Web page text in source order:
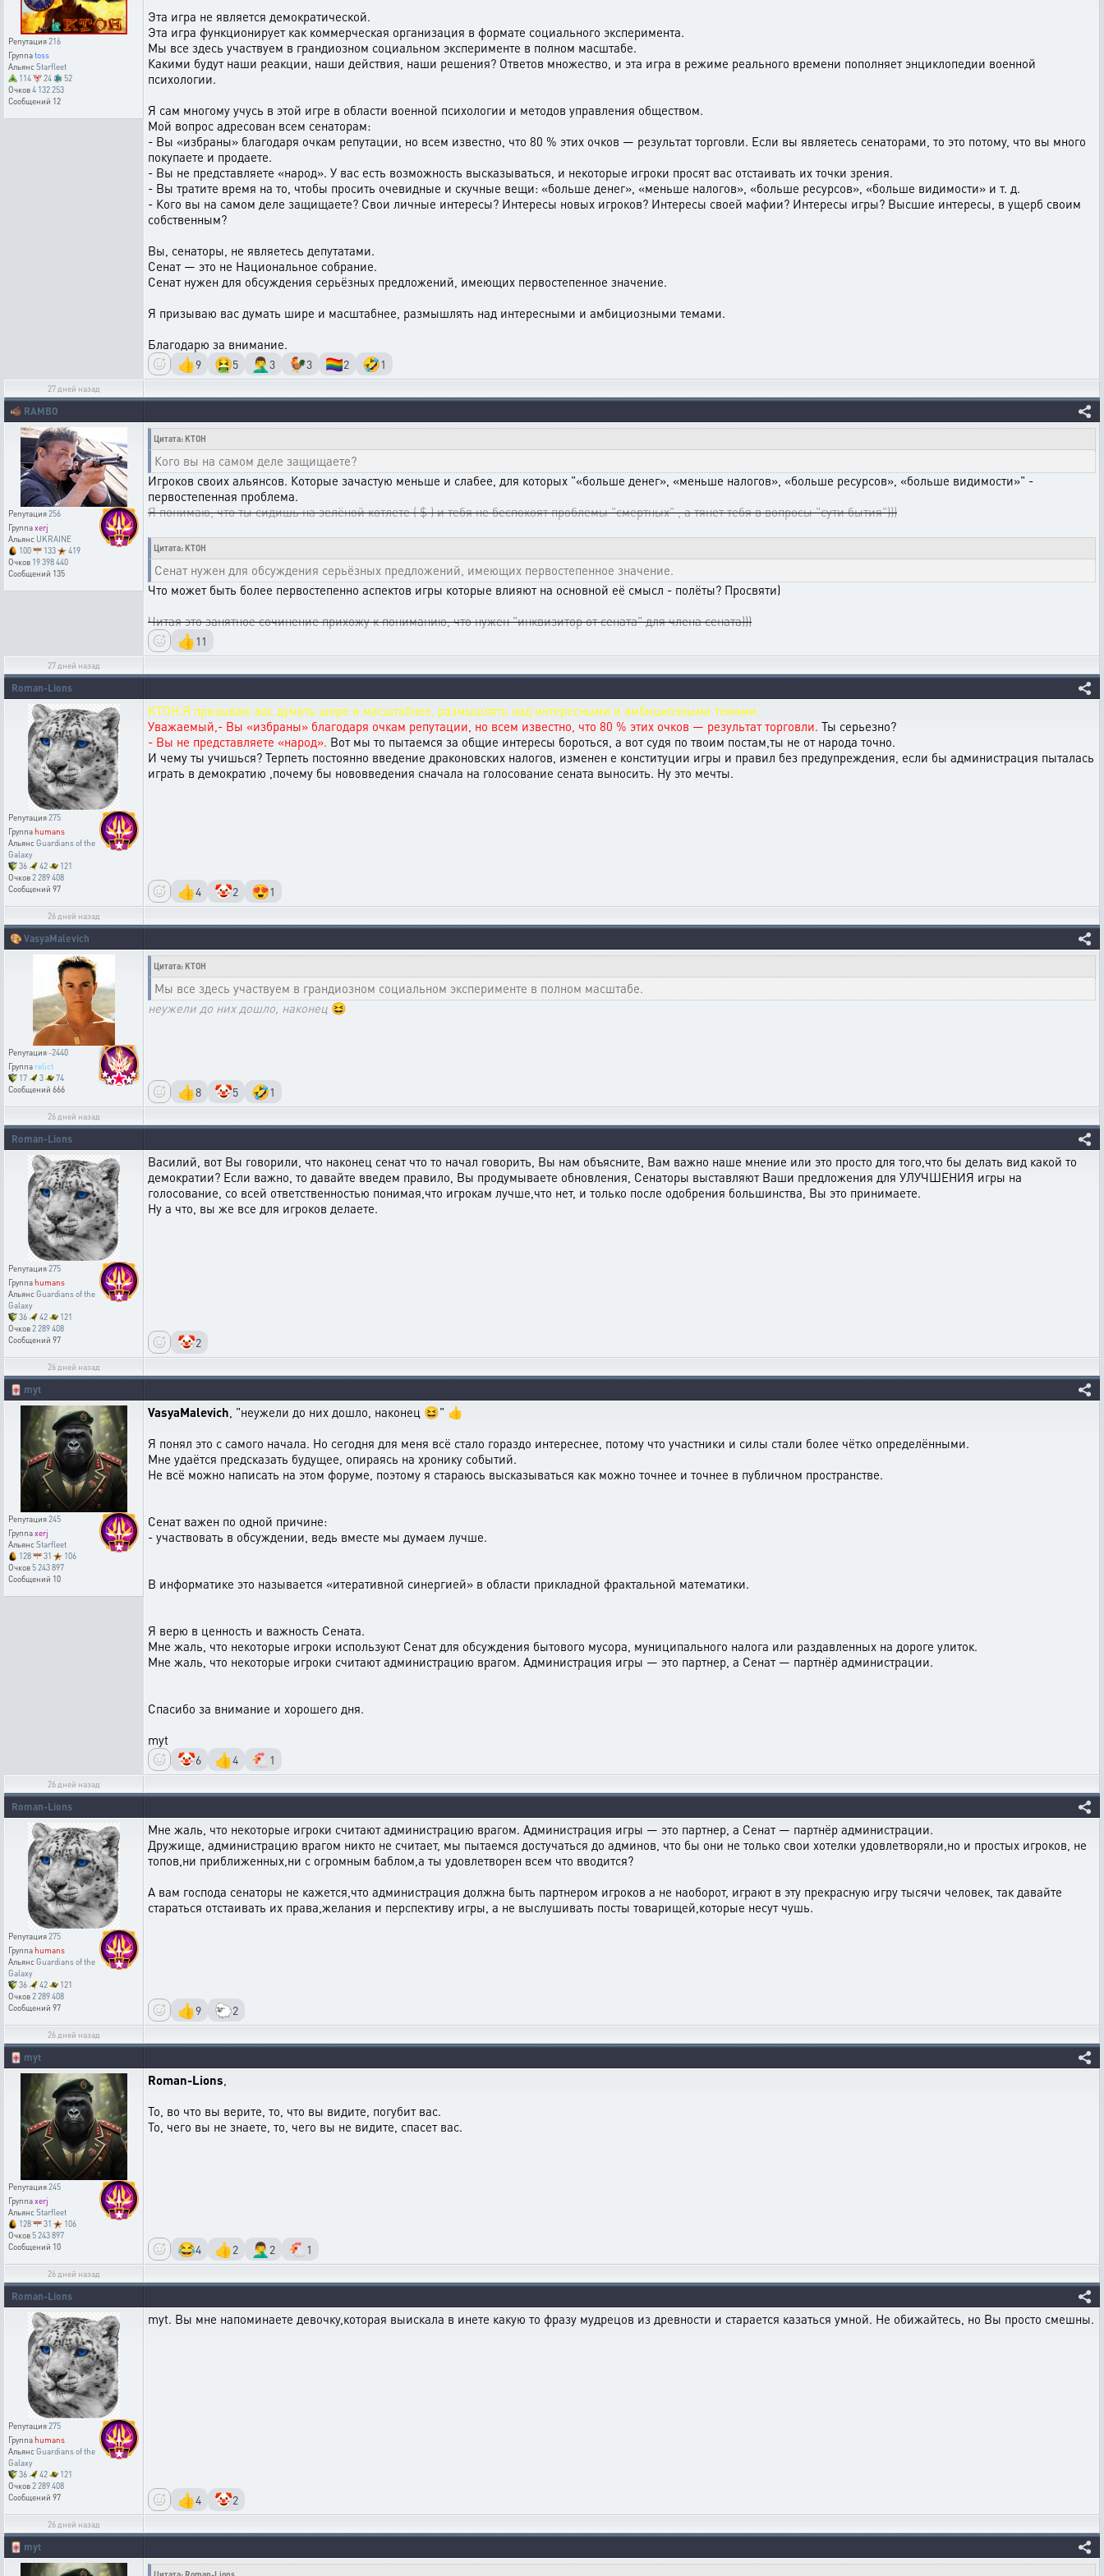
Репутация216
Группаtoss
АльянсStarfleet
114
24
52
Очков4 132 253
Сообщений 12
Эта игра не является демократической.
Эта игра функционирует как коммерческая организация в формате социального эксперимента.
Мы все здесь участвуем в грандиозном социальном эксперименте в полном масштабе.
Какими будут наши реакции, наши действия, наши решения? Ответов множество, и эта игра в режиме реального времени пополняет энциклопедии военной
психологии.
Я сам многому учусь в этой игре в области военной психологии и методов управления обществом.
Мой вопрос адресован всем сенаторам:
- Вы «избраны» благодаря очкам репутации, но всем известно, что 80 % этих очков — результат торговли. Если вы являетесь сенаторами, то это потому, что вы много
покупаете и продаете.
- Вы не представляете «народ». У вас есть возможность высказываться, и некоторые игроки просят вас отстаивать их точки зрения.
- Вы тратите время на то, чтобы просить очевидные и скучные вещи: «больше денег», «меньше налогов», «больше ресурсов», «больше видимости» и т. д.
- Кого вы на самом деле защищаете? Свои личные интересы? Интересы новых игроков? Интересы своей мафии? Интересы игры? Высшие интересы, в ущерб своим
собственным?
Вы, сенаторы, не являетесь депутатами.
Сенат — это не Национальное собрание.
Сенат нужен для обсуждения серьёзных предложений, имеющих первостепенное значение.
Я призываю вас думать шире и масштабнее, размышлять над интересными и амбициозными темами.
Благодарю за внимание.
👍9 🤮5 🤦‍♂️ 3 🐓3 🏳️‍🌈2 🤣1
27 дней назад
🐗 RAMBO
Репутация256
Группаxerj
Альянс UKRAINE
100
133
419
Очков 19 398 440
Сообщений 135
Цитата: KTOH
Кого вы на самом деле защищаете?
Игроков своих альянсов. Которые зачастую меньше и слабее, для которых "«больше денег», «меньше налогов», «больше ресурсов», «больше видимости»" -
первостепенная проблема.
Я понимаю, что ты сидишь на зелёной котлете ( $ ) и тебя не беспокоят проблемы "смертных" , а тянет тебя в вопросы "сути бытия")))
Цитата: KTOH
Сенат нужен для обсуждения серьёзных предложений, имеющих первостепенное значение.
Что может быть более первостепенно аспектов игры которые влияют на основной её смысл - полёты? Просвяти)
Читая это занятное сочинение прихожу к пониманию, что нужен "инквизитор от сената" для члена сената)))
👍11
27 дней назад
Roman-Lions
Репутация275
Группаhumans
АльянсGuardians of the
Galaxy
36
42
121
Очков2 289 408
Сообщений 97
KTOH.Я призываю вас думать шире и масштабнее, размышлять над интересными и амбициозными темами.
Уважаемый,- Вы «избраны» благодаря очкам репутации, но всем известно, что 80 % этих очков — результат торговли. Ты серьезно?
- Вы не представляете «народ». Вот мы то пытаемся за общие интересы бороться, а вот судя по твоим постам,ты не от народа точно.
И чему ты учишься? Терпеть постоянно введение драконовских налогов, изменен е конституции игры и правил без предупреждения, если бы администрация пыталась
играть в демократию ,почему бы нововведения сначала на голосование сената выносить. Ну это мечты.
👍4 🤡2 😍1
26 дней назад
🎨 VasyaMalevich
Репутация-2440
Группа relict
17
3
74
Сообщений 666
Цитата: KTOH
Мы все здесь участвуем в грандиозном социальном эксперименте в полном масштабе.
неужели до них дошло, наконец 😆
👍8 🤡5 🤣1
26 дней назад
Roman-Lions
Репутация275
Группаhumans
АльянсGuardians of the
Galaxy
36
42
121
Очков2 289 408
Сообщений 97
Василий, вот Вы говорили, что наконец сенат что то начал говорить, Вы нам объясните, Вам важно наше мнение или это просто для того,что бы делать вид какой то
демократии? Если важно, то давайте введем правило, Вы продумываете обновления, Сенаторы выставляют Ваши предложения для УЛУЧШЕНИЯ игры на
голосование, со всей ответственностью понимая,что игрокам лучше,что нет, и только после одобрения большинства, Вы это принимаете.
Ну а что, вы же все для игроков делаете.
🤡2
26 дней назад
🀄 myt
Репутация245
Группаxerj
АльянсStarfleet
128
31
106
Очков 5 243 897
Сообщений 10
VasyaMalevich, "неужели до них дошло, наконец 😆" 👍
Я понял это с самого начала. Но сегодня для меня всё стало гораздо интереснее, потому что участники и силы стали более чётко определёнными.
Мне удаётся предсказать будущее, опираясь на хронику событий.
Не всё можно написать на этом форуме, поэтому я стараюсь высказываться как можно точнее и точнее в публичном пространстве.
Сенат важен по одной причине:
- участвовать в обсуждении, ведь вместе мы думаем лучше.
В информатике это называется «итеративной синергией» в области прикладной фрактальной математики.
Я верю в ценность и важность Сената.
Мне жаль, что некоторые игроки используют Сенат для обсуждения бытового мусора, муниципального налога или раздавленных на дороге улиток.
Мне жаль, что некоторые игроки считают администрацию врагом. Администрация игры — это партнер, а Сенат — партнёр администрации.
Спасибо за внимание и хорошего дня.
myt
🤡6 👍4 🐔 1
26 дней назад
Roman-Lions
Репутация275
Группаhumans
АльянсGuardians of the
Galaxy
36
42
121
Очков2 289 408
Сообщений 97
Мне жаль, что некоторые игроки считают администрацию врагом. Администрация игры — это партнер, а Сенат — партнёр администрации.
Дружище, администрацию врагом никто не считает, мы пытаемся достучаться до админов, что бы они не только свои хотелки удовлетворяли,но и простых игроков, не
топов,ни приближенных,ни с огромным баблом,а ты удовлетворен всем что вводится?
А вам господа сенаторы не кажется,что администрация должна быть партнером игроков а не наоборот, играют в эту прекрасную игру тысячи человек, так давайте
стараться отстаивать их права,желания и перспективу игры, а не выслушивать посты товарищей,которые несут чушь.
👍9 🐑2
26 дней назад
🀄 myt
Репутация245
Группаxerj
АльянсStarfleet
128
31
106
Очков 5 243 897
Сообщений 10
Roman-Lions,
То, во что вы верите, то, что вы видите, погубит вас.
То, чего вы не знаете, то, чего вы не видите, спасет вас.
😂4 👍2 🤦‍♂️ 2 🐔 1
26 дней назад
Roman-Lions
Репутация275
Группаhumans
АльянсGuardians of the
Galaxy
36
42
121
Очков2 289 408
Сообщений 97
myt. Вы мне напоминаете девочку,которая выискала в инете какую то фразу мудрецов из древности и старается казаться умной. Не обижайтесь, но Вы просто смешны.
👍4 🤡2
26 дней назад
🀄 myt